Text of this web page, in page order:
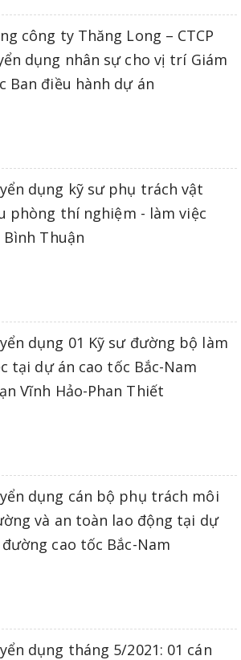
công ty Thăng Long – CTCP
dụng nhân sự cho vị trí Giám
Ban điều hành dự án
dụng kỹ sư phụ trách vật
phòng thí nghiệm - làm việc
Thuận
dụng 01 Kỹ sư đường bộ làm
tại dự án cao tốc Bắc-Nam
Vĩnh Hảo-Phan Thiết
dụng cán bộ phụ trách môi
và an toàn lao động tại dự
đường cao tốc Bắc-Nam
dụng tháng 5/2021: 01 cán